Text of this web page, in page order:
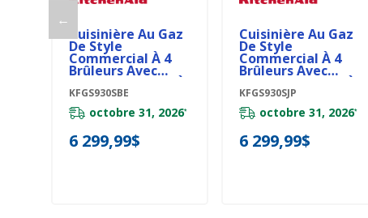
←
Cuisinière Au Gaz
De Style
Commercial À 4
Brûleurs Avec
Mode De Friture À
Air Sans
Préchauffage
KitchenAid® De 30
Po KFGS930SBE
KFGS930SBE
octobre 31, 2026*
6 299,99$
Cuisinière Au Gaz
De Style
Commercial À 4
Brûleurs Avec
Mode De Friture À
Air Sans
Préchauffage
KitchenAid® De 30
Po KFGS930SJP
KFGS930SJP
octobre 31, 2026*
6 299,99$